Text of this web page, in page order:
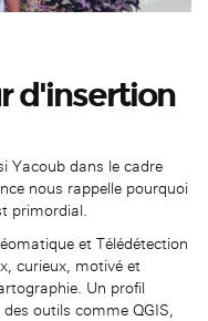
d'insertion
Yacoub dans le cadre
nous rappelle pourquoi
primordial.
et Télédétection
curieux, motivé et
Un profil
outils comme QGIS,